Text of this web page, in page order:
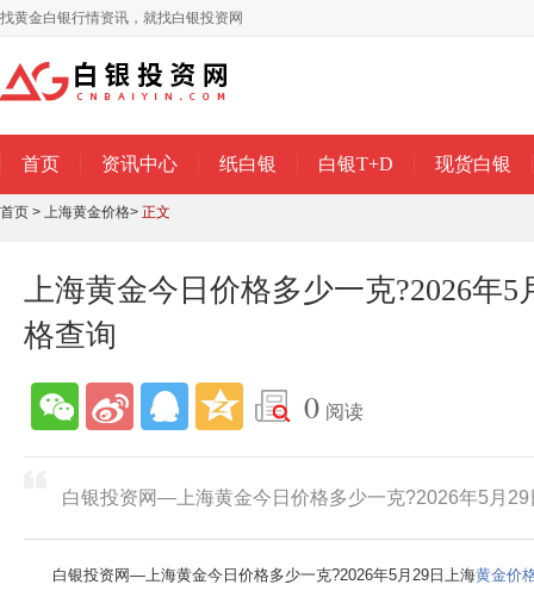
找黄金白银行情资讯，就找白银投资网
首页 资讯中心 纸白银 白银T+D 现货白银
首页 > 上海黄金价格> 正文
上海黄金今日价格多少一克?2026年5
格查询
0 阅读
白银投资网—上海黄金今日价格多少一克?2026年5月
白银投资网—上海黄金今日价格多少一克?2026年5月29日 上海黄金价